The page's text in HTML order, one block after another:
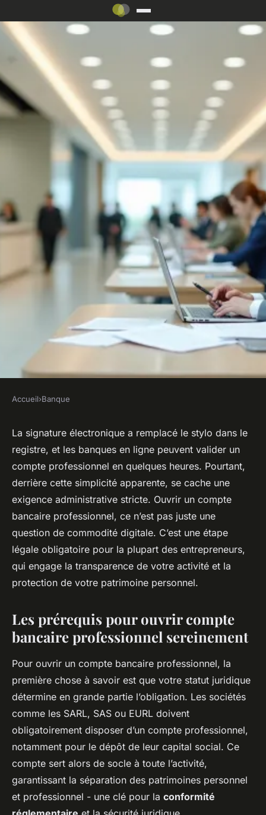
Quelles sont les étapes pour
ouvrir un compte bancaire
professionnel ?
Corneille•10/04/2026 16:48•10 min de lecture
Accueil›Banque
La signature électronique a remplacé le stylo dans le
registre, et les banques en ligne peuvent valider un
compte professionnel en quelques heures. Pourtant,
derrière cette simplicité apparente, se cache une
exigence administrative stricte. Ouvrir un compte
bancaire professionnel, ce n’est pas juste une
question de commodité digitale. C’est une étape
légale obligatoire pour la plupart des entrepreneurs,
qui engage la transparence de votre activité et la
protection de votre patrimoine personnel.
Les prérequis pour ouvrir compte
bancaire professionnel sereinement
Pour ouvrir un compte bancaire professionnel, la
première chose à savoir est que votre statut juridique
détermine en grande partie l’obligation. Les sociétés
comme les SARL, SAS ou EURL doivent
obligatoirement disposer d’un compte professionnel,
notamment pour le dépôt de leur capital social. Ce
compte sert alors de socle à toute l’activité,
garantissant la séparation des patrimoines personnel
et professionnel - une clé pour la conformité